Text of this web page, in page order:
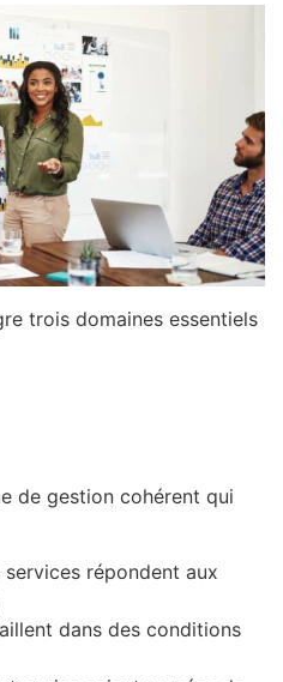
trois domaines essentiels
de gestion cohérent qui
répondent aux
dans des conditions